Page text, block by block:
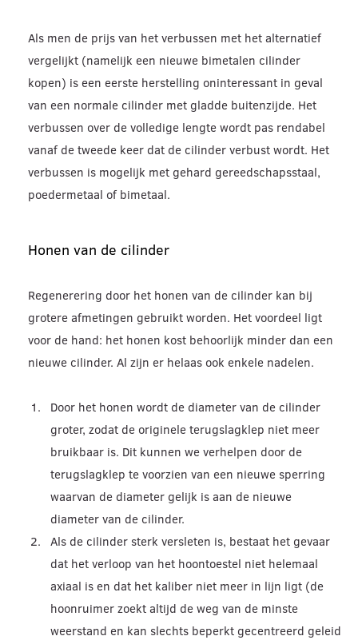
Als men de prijs van het verbussen met het alternatief
vergelijkt (namelijk een nieuwe bimetalen cilinder
kopen) is een eerste herstelling oninteressant in geval
van een normale cilinder met gladde buitenzijde. Het
verbussen over de volledige lengte wordt pas rendabel
vanaf de tweede keer dat de cilinder verbust wordt. Het
verbussen is mogelijk met gehard gereedschapsstaal,
poedermetaal of bimetaal.
Honen van de cilinder
Regenerering door het honen van de cilinder kan bij
grotere afmetingen gebruikt worden. Het voordeel ligt
voor de hand: het honen kost behoorlijk minder dan een
nieuwe cilinder. Al zijn er helaas ook enkele nadelen.
Door het honen wordt de diameter van de cilinder
groter, zodat de originele terugslagklep niet meer
bruikbaar is. Dit kunnen we verhelpen door de
terugslagklep te voorzien van een nieuwe sperring
waarvan de diameter gelijk is aan de nieuwe
diameter van de cilinder.
Als de cilinder sterk versleten is, bestaat het gevaar
dat het verloop van het hoontoestel niet helemaal
axiaal is en dat het kaliber niet meer in lijn ligt (de
hoonruimer zoekt altijd de weg van de minste
weerstand en kan slechts beperkt gecentreerd geleid